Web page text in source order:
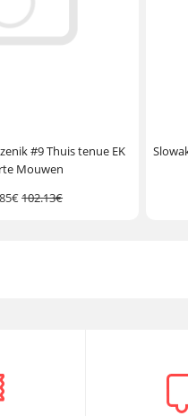
#9 Thuis tenue EK
Mouwen
102.13€